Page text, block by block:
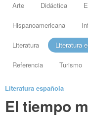
Arte Didáctica
Hispanoamericana
Literatura Literatura
Referencia Turismo
Literatura española
El tiempo